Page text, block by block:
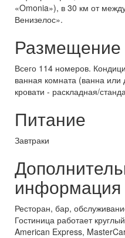
«Omonia»), в 30 км от
Венизелос».
Размещение
Всего 114 номеров.
ванная комната (ванна
кровати - раскладная/
Питание
Завтраки
информация
Ресторан, бар,
Гостиница работает
American Express,